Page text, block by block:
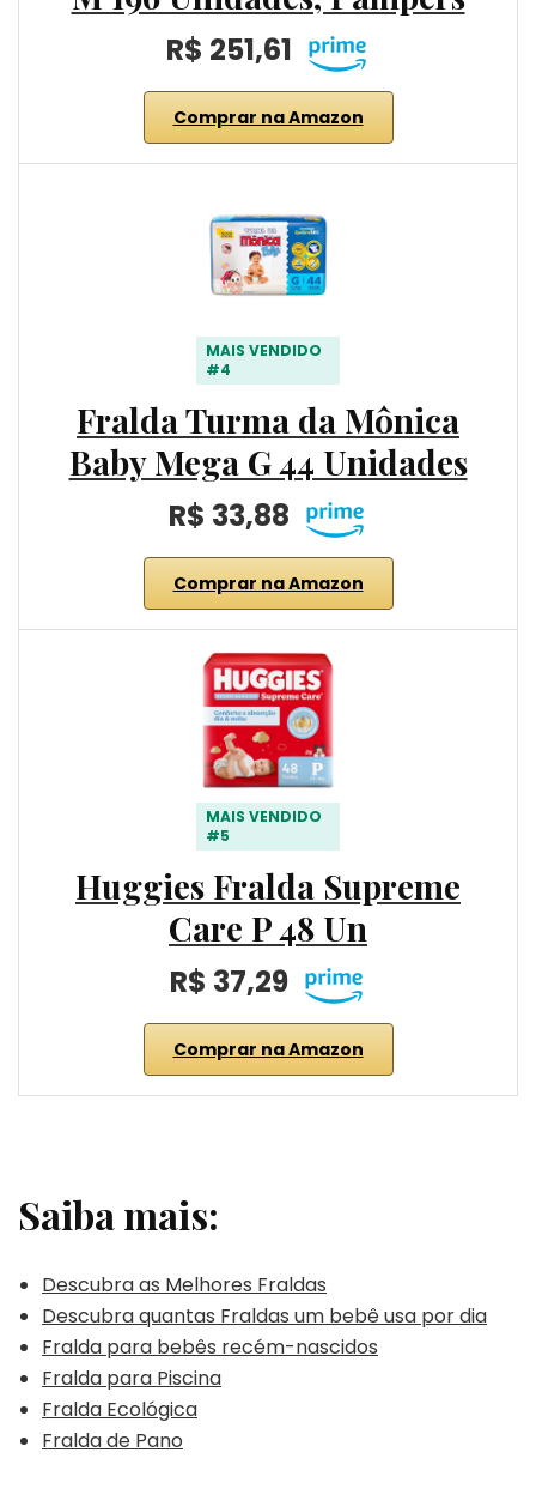
R$ 251,61
Comprar na Amazon
MAIS VENDIDO
#4
Fralda Turma da Mônica
Baby Mega G 44 Unidades
R$ 33,88
Comprar na Amazon
MAIS VENDIDO
#5
Huggies Fralda Supreme
Care P 48 Un
R$ 37,29
Comprar na Amazon
Saiba mais:
Descubra as Melhores Fraldas
Descubra quantas Fraldas um bebê usa por dia
Fralda para bebês recém-nascidos
Fralda para Piscina
Fralda Ecológica
Fralda de Pano